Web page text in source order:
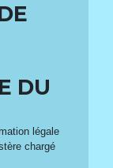
DU
légale
chargé